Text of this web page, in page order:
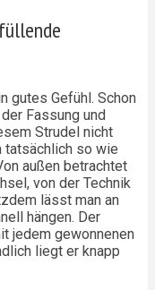
gutes Gefühl. Schon
Fassung und
Strudel nicht
tatsächlich so wie
außen betrachtet
von der Technik
lässt man an
hängen. Der
jedem gewonnenen
liegt er knapp